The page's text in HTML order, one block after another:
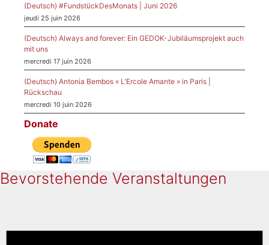
(Deutsch) #FundstückDesMonats | Juni 2026
jeudi 25 juin 2026
(Deutsch) Always and forever: Ein GEDOK-Jubiläumsprojekt auch
mit uns
mercredi 17 juin 2026
(Deutsch) Antonia Bembos « L’Ercole Amante » in Paris |
Rückschau
mercredi 10 juin 2026
Donate
Bevorstehende Veranstaltungen